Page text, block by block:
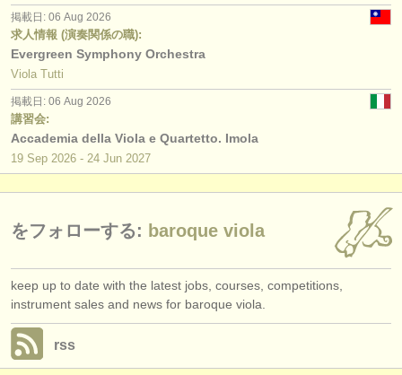
掲載方法
find out about ourATS
ATSfaq
ログイン
掲載日: 06 Aug 2026
求人情報 (演奏関係の職):
Evergreen Symphony Orchestra
Viola Tutti
掲載日: 06 Aug 2026
講習会:
Accademia della Viola e Quartetto. Imola
19 Sep 2026 - 24 Jun 2027
をフォローする: baroque viola
keep up to date with the latest jobs, courses, competitions,
instrument sales and news for baroque viola.
rss